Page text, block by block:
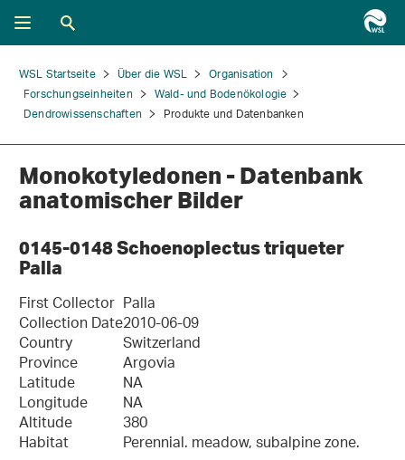
WSL Startseite Über die WSL
Organisation
Forschungseinheiten
Wald- und Bodenökologie
Dendrowissenschaften
Produkte und Datenbanken
Monokotyledonen - Datenbank
anatomischer Bilder
0145-0148 Schoenoplectus triqueter
Palla
First Collector Palla
Collection Date2010-06-09
Country Switzerland
Province Argovia
Latitude NA
Longitude NA
Altitude 380
Habitat Perennial. meadow, subalpine zone.